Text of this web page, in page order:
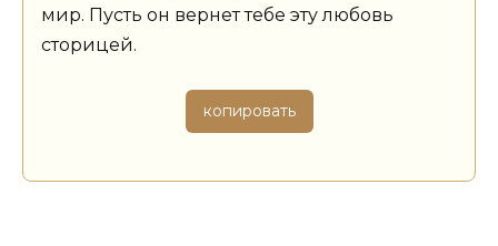
мир. Пусть он вернет тебе эту любовь
сторицей.
копировать